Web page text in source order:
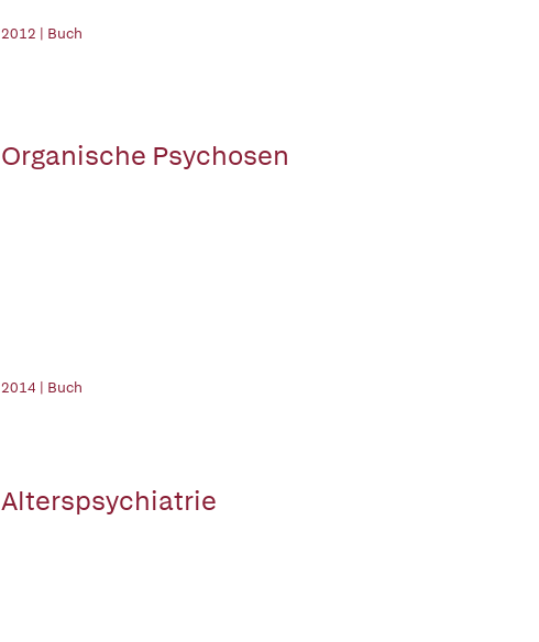
2012 | Buch
Organische Psychosen
2014 | Buch
Alterspsychiatrie